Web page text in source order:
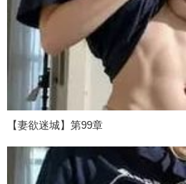
【妻欲迷城】第99章